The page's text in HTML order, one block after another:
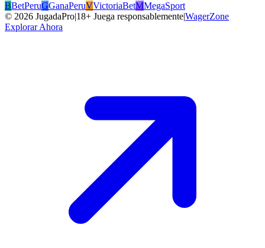
BBetPeruGGanaPeruVVictoriaBetMMegaSport
© 2026 JugadaPro|18+ Juega responsablemente|WagerZone
Explorar Ahora